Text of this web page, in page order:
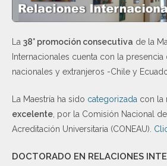
La 38° promoción consecutiva de la
Internacionales cuenta con la
nacionales y extranjeros -Chile y
La Maestría ha sido categorizada con la
excelente, por la Comisión Nacional
Acreditación Universitaria (CONEAU).
DOCTORADO EN RELACIONES